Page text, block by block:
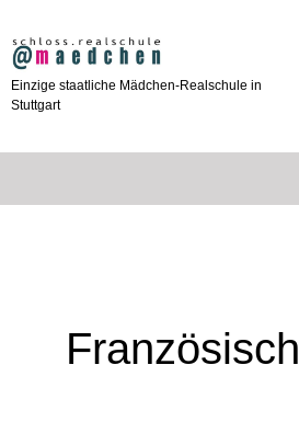
Inhalt
springen
Einzige staatliche Mädchen-Realschule in
Stuttgart
Französisch